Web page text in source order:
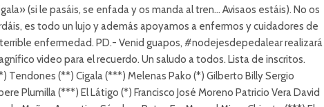
(si le pasáis, se enfada y os manda al tren… Avisaos estáis). No os
es todo un lujo y además apoyamos a enfermos y cuidadores de
enfermedad. PD.- Venid guapos, #nodejesdepedalear realizará
video para el recuerdo. Un saludo a todos. Lista de inscritos.
Tendones (**) Cigala (***) Melenas Pako (*) Gilberto Billy Sergio
Plumilla (***) El Látigo (*) Francisco José Moreno Patricio Vera David